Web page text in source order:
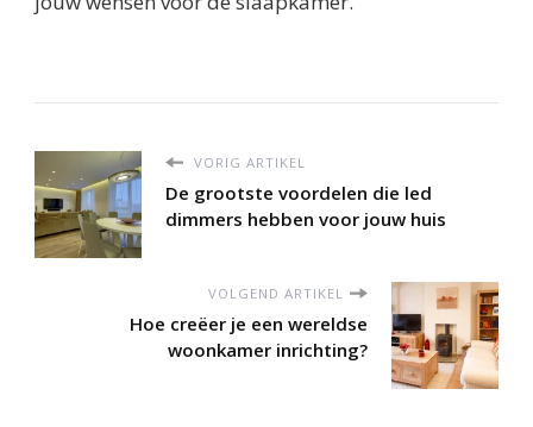
VORIG ARTIKEL
De grootste voordelen die led
dimmers hebben voor jouw huis
VOLGEND ARTIKEL
Hoe creëer je een wereldse
woonkamer inrichting?